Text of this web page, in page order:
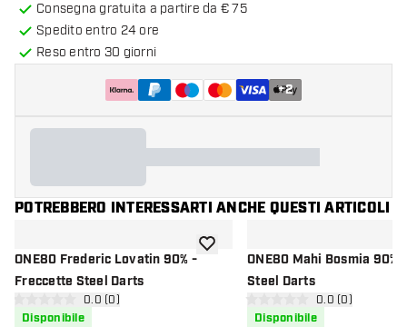
Consegna gratuita a partire da € 75
Spedito entro 24 ore
Reso entro 30 giorni
+2
POTREBBERO INTERESSARTI ANCHE QUESTI ARTICOLI
ONE80 Frederic Lovatin 90% -
Freccette Steel Darts
apri pannello recensioni
0 stelle di valutazione
0.0 (0)
Disponibile
aggiungi alla lista dei desideri
ONE80 Mahi Bosmia 90%
Steel Darts
apri pannello
0 stelle di valutazione
0.0 (0)
Disponibile